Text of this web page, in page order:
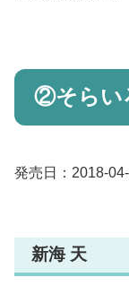
②そらい
発売日：2018-
新海 天